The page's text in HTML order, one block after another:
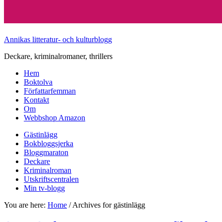
Annikas litteratur- och kulturblogg
Deckare, kriminalromaner, thrillers
Hem
Boktolva
Författarfemman
Kontakt
Om
Webbshop Amazon
Gästinlägg
Bokbloggsjerka
Bloggmaraton
Deckare
Kriminalroman
Utskriftscentralen
Min tv-blogg
You are here: Home /Archives for gästinlägg